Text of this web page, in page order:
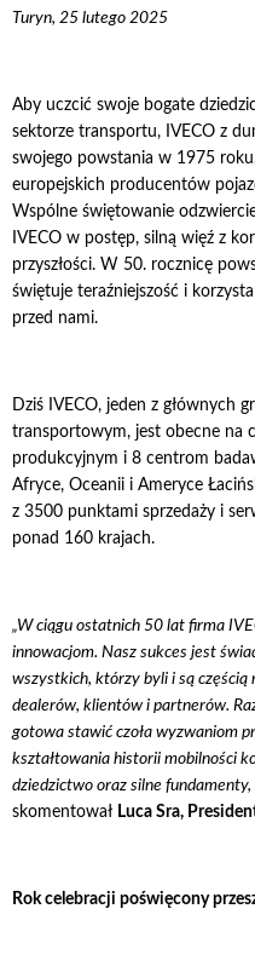
Turyn, 25 lutego 2025
Aby uczcić swoje bogate
sektorze transportu, IVECO z
swojego powstania w 1975
europejskich producentów
Wspólne świętowanie
IVECO w postęp, silną więź z
przyszłości. W 50. rocznicę
świętuje teraźniejszość i
przed nami.
Dziś IVECO, jeden z głównych
transportowym, jest obecne na
produkcyjnym i 8 centrom
Afryce, Oceanii i Ameryce
z 3500 punktami sprzedaży i
ponad 160 krajach.
„W ciągu ostatnich 50 lat firma
innowacjom. Nasz sukces jest
wszystkich, którzy byli i są częścią
dealerów, klientów i partnerów.
gotowa stawić czoła wyzwaniom
kształtowania historii mobilności
dziedzictwo oraz silne
skomentował Luca Sra,
Rok celebracji poświęcony